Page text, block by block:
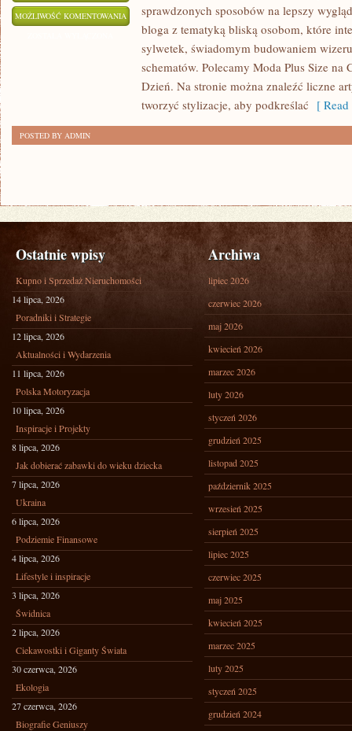
MOŻLIWOŚĆ KOMENTOWANIA MAKIJAŻ
TWARZY
PLUS
SIZE
sprawdzonych sposobów na lepszy
bloga z tematyką bliską osobom, które
sylwetek, świadomym budowaniem
schematów. Polecamy Moda Plus Size na
Dzień. Na stronie można znaleźć liczne
tworzyć stylizacje, aby podkreślać [
POSTED BY ADMIN
Ostatnie wpisy
Kupno i Sprzedaż Nieruchomości
14 lipca, 2026
Poradniki i Strategie
12 lipca, 2026
Aktualności i Wydarzenia
11 lipca, 2026
Polska Motoryzacja
10 lipca, 2026
Inspiracje i Projekty
8 lipca, 2026
Jak dobierać zabawki do wieku dziecka
7 lipca, 2026
Ukraina
6 lipca, 2026
Podziemie Finansowe
4 lipca, 2026
Lifestyle i inspiracje
3 lipca, 2026
Świdnica
2 lipca, 2026
Ciekawostki i Giganty Świata
30 czerwca, 2026
Ekologia
27 czerwca, 2026
Biografie Geniuszy
Archiwa
lipiec 2026
czerwiec 2026
maj 2026
kwiecień 2026
marzec 2026
luty 2026
styczeń 2026
grudzień 2025
listopad 2025
październik 2025
wrzesień 2025
sierpień 2025
lipiec 2025
czerwiec 2025
maj 2025
kwiecień 2025
marzec 2025
luty 2025
styczeń 2025
grudzień 2024